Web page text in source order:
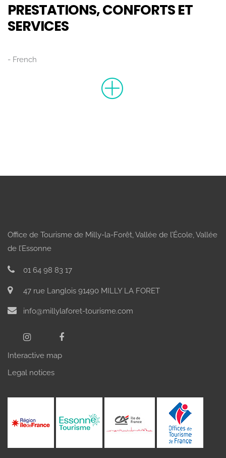
PRESTATIONS, CONFORTS ET
SERVICES
French
Office de Tourisme de Milly-la-Forêt, Vallée de l’École, Vallée
de l’Essonne
01 64 98 83 17
47 rue Langlois 91490 MILLY LA FORET
info@millylaforet-tourisme.com
Interactive map
Legal notices